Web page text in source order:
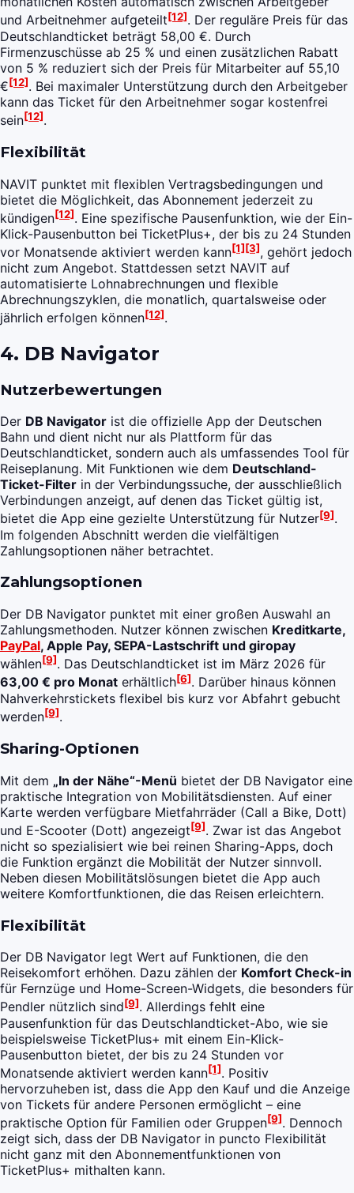
und Arbeitnehmer aufgeteilt[12]. Der reguläre Preis für das
Deutschlandticket beträgt 58,00 €. Durch
Firmenzuschüsse ab 25 % und einen zusätzlichen Rabatt
von 5 % reduziert sich der Preis für Mitarbeiter auf 55,10
€[12]. Bei maximaler Unterstützung durch den Arbeitgeber
kann das Ticket für den Arbeitnehmer sogar kostenfrei
sein[12].
Flexibilität
NAVIT punktet mit flexiblen Vertragsbedingungen und
bietet die Möglichkeit, das Abonnement jederzeit zu
kündigen[12]. Eine spezifische Pausenfunktion, wie der Ein-
Klick-Pausenbutton bei TicketPlus+, der bis zu 24 Stunden
vor Monatsende aktiviert werden kann[1][3], gehört jedoch
nicht zum Angebot. Stattdessen setzt NAVIT auf
automatisierte Lohnabrechnungen und flexible
Abrechnungszyklen, die monatlich, quartalsweise oder
jährlich erfolgen können[12].
4. DB Navigator
Nutzerbewertungen
Der DB Navigator ist die offizielle App der Deutschen
Bahn und dient nicht nur als Plattform für das
Deutschlandticket, sondern auch als umfassendes Tool für
Reiseplanung. Mit Funktionen wie dem Deutschland-
Ticket-Filter in der Verbindungssuche, der ausschließlich
Verbindungen anzeigt, auf denen das Ticket gültig ist,
bietet die App eine gezielte Unterstützung für Nutzer[9].
Im folgenden Abschnitt werden die vielfältigen
Zahlungsoptionen näher betrachtet.
Zahlungsoptionen
Der DB Navigator punktet mit einer großen Auswahl an
Zahlungsmethoden. Nutzer können zwischen Kreditkarte,
PayPal, Apple Pay, SEPA-Lastschrift und giropay
wählen[9]. Das Deutschlandticket ist im März 2026 für
63,00 € pro Monat erhältlich[6]. Darüber hinaus können
Nahverkehrstickets flexibel bis kurz vor Abfahrt gebucht
werden[9].
Sharing-Optionen
Mit dem „In der Nähe“-Menü bietet der DB Navigator eine
praktische Integration von Mobilitätsdiensten. Auf einer
Karte werden verfügbare Mietfahrräder (Call a Bike, Dott)
und E-Scooter (Dott) angezeigt[9]. Zwar ist das Angebot
nicht so spezialisiert wie bei reinen Sharing-Apps, doch
die Funktion ergänzt die Mobilität der Nutzer sinnvoll.
Neben diesen Mobilitätslösungen bietet die App auch
weitere Komfortfunktionen, die das Reisen erleichtern.
Flexibilität
Der DB Navigator legt Wert auf Funktionen, die den
Reisekomfort erhöhen. Dazu zählen der Komfort Check-in
für Fernzüge und Home-Screen-Widgets, die besonders für
Pendler nützlich sind[9]. Allerdings fehlt eine
Pausenfunktion für das Deutschlandticket-Abo, wie sie
beispielsweise TicketPlus+ mit einem Ein-Klick-
Pausenbutton bietet, der bis zu 24 Stunden vor
Monatsende aktiviert werden kann[1]. Positiv
hervorzuheben ist, dass die App den Kauf und die Anzeige
von Tickets für andere Personen ermöglicht – eine
praktische Option für Familien oder Gruppen[9]. Dennoch
zeigt sich, dass der DB Navigator in puncto Flexibilität
nicht ganz mit den Abonnementfunktionen von
TicketPlus+ mithalten kann.